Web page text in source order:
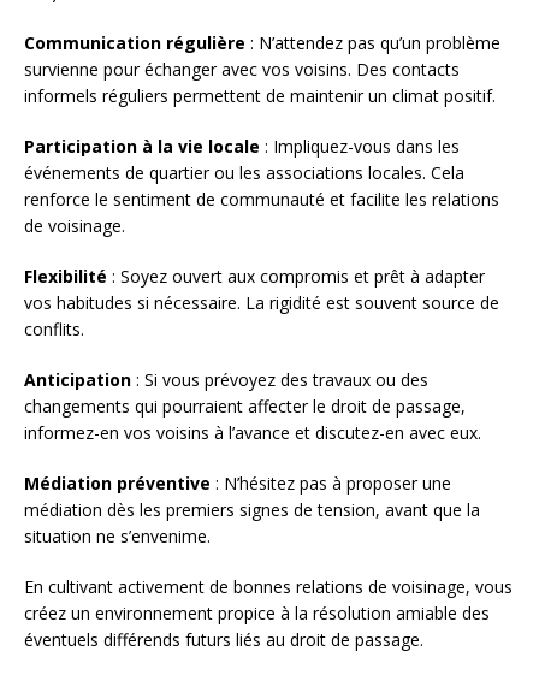
Communication régulière : N’attendez pas qu’un problème
survienne pour échanger avec vos voisins. Des contacts
informels réguliers permettent de maintenir un climat positif.
Participation à la vie locale : Impliquez-vous dans les
événements de quartier ou les associations locales. Cela
renforce le sentiment de communauté et facilite les relations
de voisinage.
Flexibilité : Soyez ouvert aux compromis et prêt à adapter
vos habitudes si nécessaire. La rigidité est souvent source de
conflits.
Anticipation : Si vous prévoyez des travaux ou des
changements qui pourraient affecter le droit de passage,
informez-en vos voisins à l’avance et discutez-en avec eux.
Médiation préventive : N’hésitez pas à proposer une
médiation dès les premiers signes de tension, avant que la
situation ne s’envenime.
En cultivant activement de bonnes relations de voisinage, vous
créez un environnement propice à la résolution amiable des
éventuels différends futurs liés au droit de passage.